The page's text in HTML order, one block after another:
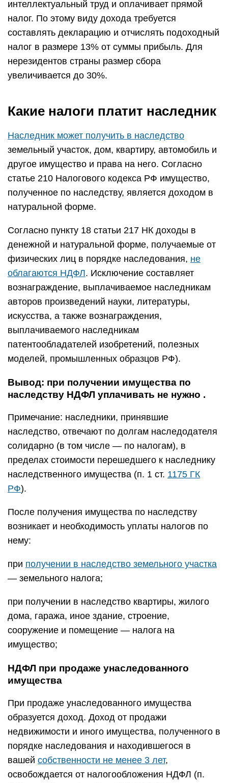
интеллектуальный труд и оплачивает прямой
налог. По этому виду дохода требуется
составлять декларацию и отчислять подоходный
налог в размере 13% от суммы прибыль. Для
нерезидентов страны размер сбора
увеличивается до 30%.
Какие налоги платит наследник
Наследник может получить в наследство
земельный участок, дом, квартиру, автомобиль и
другое имущество и права на него. Согласно
статье 210 Налогового кодекса РФ имущество,
полученное по наследству, является доходом в
натуральной форме.
Согласно пункту 18 статьи 217 НК доходы в
денежной и натуральной форме, получаемые от
физических лиц в порядке наследования, не
облагаются НДФЛ. Исключение составляет
вознаграждение, выплачиваемое наследникам
авторов произведений науки, литературы,
искусства, а также вознаграждения,
выплачиваемого наследникам
патентообладателей изобретений, полезных
моделей, промышленных образцов РФ).
Вывод: при получении имущества по
наследству НДФЛ уплачивать не нужно .
Примечание: наследники, принявшие
наследство, отвечают по долгам наследодателя
солидарно (в том числе — по налогам), в
пределах стоимости перешедшего к наследнику
наследственного имущества (п. 1 ст. 1175 ГК
РФ).
После получения имущества по наследству
возникает и необходимость уплаты налогов по
нему:
при получении в наследство земельного участка
— земельного налога;
при получении в наследство квартиры, жилого
дома, гаража, иное здание, строение,
сооружение и помещение — налога на
имущество;
НДФЛ при продаже унаследованного
имущества
При продаже унаследованного имущества
образуется доход. Доход от продажи
недвижимости и иного имущества, полученного в
порядке наследования и находившегося в
вашей собственности не менее 3 лет,
освобождается от налогообложения НДФЛ (п.